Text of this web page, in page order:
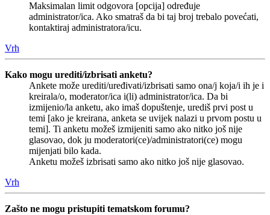
Maksimalan limit odgovora [opcija] određuje
administrator/ica. Ako smatraš da bi taj broj trebalo povećati,
kontaktiraj administratora/icu.
Vrh
Kako mogu urediti/izbrisati anketu?
Ankete može urediti/uređivati/izbrisati samo ona/j koja/i ih je i
kreirala/o, moderator/ica i(li) administrator/ica. Da bi
izmijenio/la anketu, ako imaš dopuštenje, urediš prvi post u
temi [ako je kreirana, anketa se uvijek nalazi u prvom postu u
temi]. Ti anketu možeš izmijeniti samo ako nitko još nije
glasovao, dok ju moderatori(ce)/administratori(ce) mogu
mijenjati bilo kada.
Anketu možeš izbrisati samo ako nitko još nije glasovao.
Vrh
Zašto ne mogu pristupiti tematskom forumu?